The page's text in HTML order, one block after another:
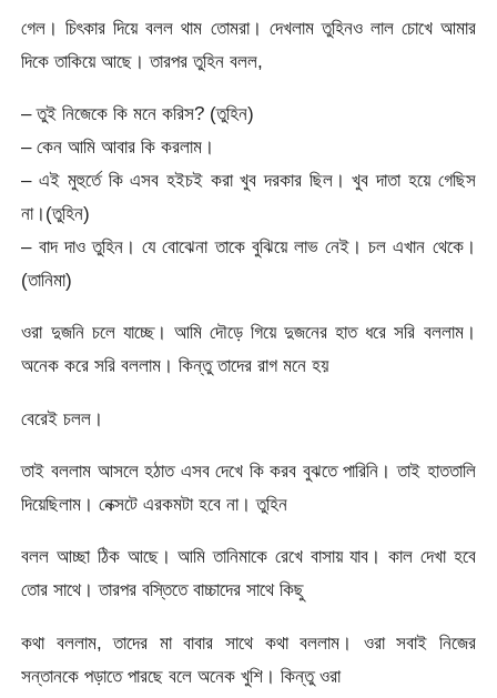
গেল। চিৎকার দিয়ে বলল থাম তোমরা। দেখলাম তুহিনও লাল চোখে আমার
দিকে তাকিয়ে আছে। তারপর তুহিন বলল,
– তুই নিজেকে কি মনে করিস? (তুহিন)
– কেন আমি আবার কি করলাম।
– এই মুহুর্তে কি এসব হইচই করা খুব দরকার ছিল। খুব দাতা হয়ে গেছিস
না।(তুহিন)
– বাদ দাও তুহিন। যে বোঝেনা তাকে বুঝিয়ে লাভ নেই। চল এখান থেকে।
(তানিমা)
ওরা দুজনি চলে যাচ্ছে। আমি দৌড়ে গিয়ে দুজনের হাত ধরে সরি বললাম।
অনেক করে সরি বললাম। কিন্তু তাদের রাগ মনে হয়
বেরেই চলল।
তাই বললাম আসলে হঠাত এসব দেখে কি করব বুঝতে পারিনি। তাই হাততালি
দিয়েছিলাম। নেক্সটে এরকমটা হবে না। তুহিন
বলল আচ্ছা ঠিক আছে। আমি তানিমাকে রেখে বাসায় যাব। কাল দেখা হবে
তোর সাথে। তারপর বস্তিতে বাচ্চাদের সাথে কিছু
কথা বললাম, তাদের মা বাবার সাথে কথা বললাম। ওরা সবাই নিজের
সন্তানকে পড়াতে পারছে বলে অনেক খুশি। কিন্তু ওরা